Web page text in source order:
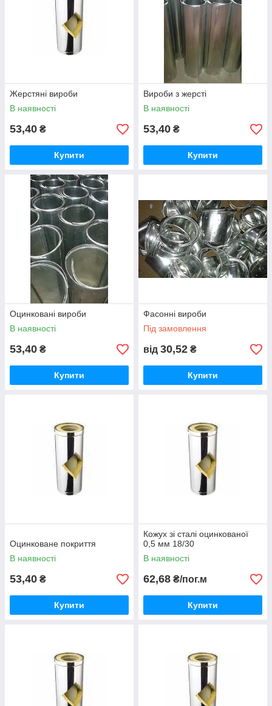
Жерстяні вироби
В наявності
53,40 ₴
Купити
Вироби з жерсті
В наявності
53,40 ₴
Купити
Оцинковані вироби
В наявності
53,40 ₴
Купити
Фасонні вироби
Під замовлення
від 30,52 ₴
Купити
Оцинковане покриття
В наявності
53,40 ₴
Купити
Кожух зі сталі оцинкованої
0,5 мм 18/30
В наявності
62,68 ₴/пог.м
Купити